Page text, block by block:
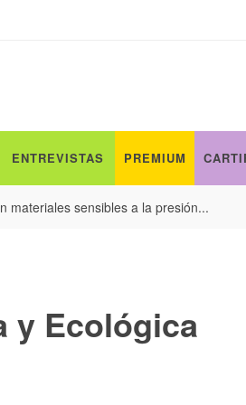
ENTREVISTAS PREMIUM
materiales sensibles a la presión...
y Ecológica